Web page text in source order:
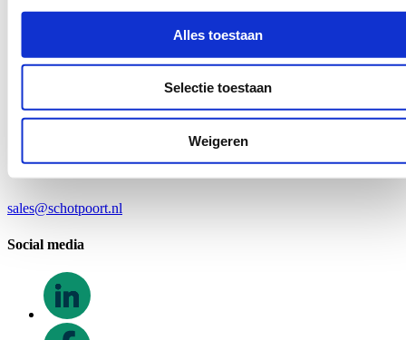
Alles toestaan
Selectie toestaan
Weigeren
sales@schotpoort.nl
Social media